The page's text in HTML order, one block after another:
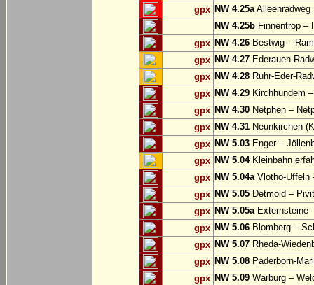
gpx NW 4.25aAlleenradweg
NW 4.25b Finnentrop –
gpx NW 4.26 Bestwig –
gpx NW 4.27 Ederauen-
gpx NW 4.28 Ruhr-Eder-
gpx NW 4.29 Kirchhundem
gpx NW 4.30 Netphen –
gpx NW 4.31 Neunkirchen
gpx NW 5.03 Enger –
gpx NW 5.04Kleinbahn
gpx NW 5.04aVlotho-Uffeln
gpx NW 5.05 Detmold –
gpx NW 5.05aExternsteine
gpx NW 5.06 Blomberg –
gpx NW 5.07 Rheda-
gpx NW 5.08 Paderborn-
gpx NW 5.09 Warburg –